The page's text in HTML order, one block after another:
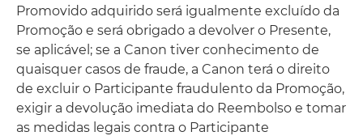
Promovido adquirido será igualmente excluído da
Promoção e será obrigado a devolver o Presente,
se aplicável; se a Canon tiver conhecimento de
quaisquer casos de fraude, a Canon terá o direito
de excluir o Participante fraudulento da Promoção,
exigir a devolução imediata do Reembolso e tomar
as medidas legais contra o Participante